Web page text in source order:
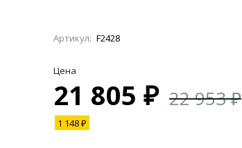
Импульсные, умные
Артикул: F2428
Цена
21 805 ₽ 22 953 ₽
1 148 ₽